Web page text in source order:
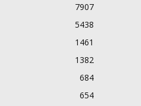
7907
5438
1461
1382
684
654